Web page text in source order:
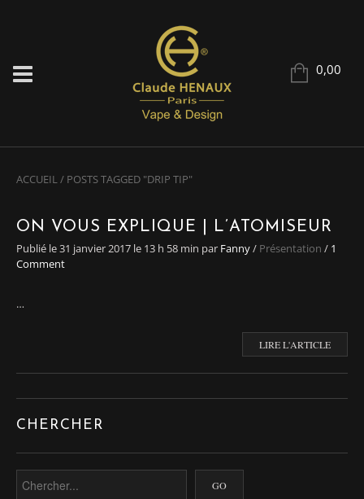
0,00
ACCUEIL/ POSTS TAGGED "DRIP TIP"
ON VOUS EXPLIQUE | L’ATOMISEUR
Publié le31 janvier 2017 le 13 h 58 min par Fanny/ Présentation / 1
Comment
…
LIRE L'ARTICLE
CHERCHER